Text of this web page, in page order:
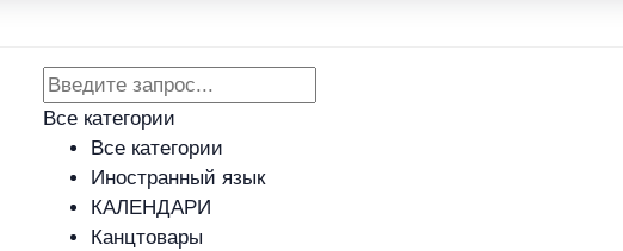
Все категории
Все категории
Иностранный язык
КАЛЕНДАРИ
Канцтовары